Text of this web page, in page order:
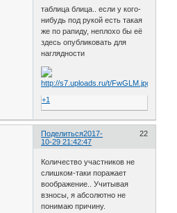
таблица блица.. если у кого-
нибудь под рукой есть такая
же по рапиду, неплохо бы её
здесь опубликовать для
наглядности
+1
Поделиться 22
2017-
10-29 21:42:47
Количество участников не
слишком-таки поражает
воображение.. Учитывая
взносы, я абсолютно не
понимаю причину.